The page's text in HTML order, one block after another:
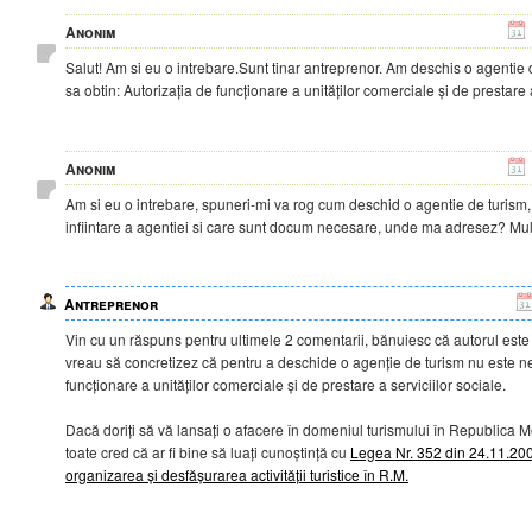
Anonim
Salut! Am si eu o intrebare.Sunt tinar antreprenor. Am deschis o agentie
sa obtin: Autorizația de funcționare a unităților comerciale și de
Anonim
Am si eu o intrebare, spuneri-mi va rog cum deschid o agentie de
infiintare a agentiei si care sunt docum necesare, unde ma adresez?
Antreprenor
Vin cu un răspuns pentru ultimele 2 comentarii, bănuiesc că autorul
vreau să concretizez că pentru a deschide o agenție de turism nu este
funcționare a unităților comerciale și de prestare a serviciilor sociale.
Dacă doriți să vă lansați o afacere în domeniul turismului în Republica
toate cred că ar fi bine să luați cunoștință cu Legea Nr. 352 din
organizarea și desfășurarea activității turistice în R.M.